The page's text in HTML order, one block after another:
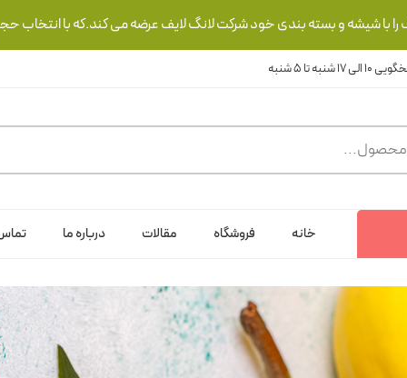
را با شیشه و بسته بندی خود شرکت لانگ لایف عرضه می کند.که با انتخاب
خانه فروشگاه مقالات درباره ما